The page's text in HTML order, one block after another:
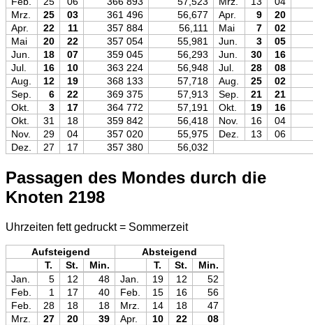
Mrz.
25 03 361 496 56,677 Apr. 9
20
Apr.
22 11 357 884 56,111 Mai 7
02
Mai
20 22 357 054 55,981 Jun. 3
05
Jun.
18 07 359 045 56,293 Jun. 30
16
Jul.
16 10 363 224 56,948 Jul. 28
08
Aug.
12 19 368 133 57,718 Aug. 25
02
Sep.
6 22 369 375 57,913 Sep. 21
21
Okt.
3 17 364 772 57,191 Okt. 19
16
Okt.
31 18 359 842 56,418 Nov. 16
04
Nov.
29 04 357 020 55,975 Dez. 13
06
Dez.
27 17 357 380 56,032
Passagen des Mondes durch die
Knoten 2198
Uhrzeiten fett gedruckt = Sommerzeit
Aufsteigend
Absteigend
T.
St. Min. T. St.
Min.
Jan.
5 12 48 Jan. 19 12
52
Feb.
1 17 40 Feb. 15 16
56
Feb.
28 18 18 Mrz. 14 18
47
Mrz.
27 20 39 Apr. 10 22
08